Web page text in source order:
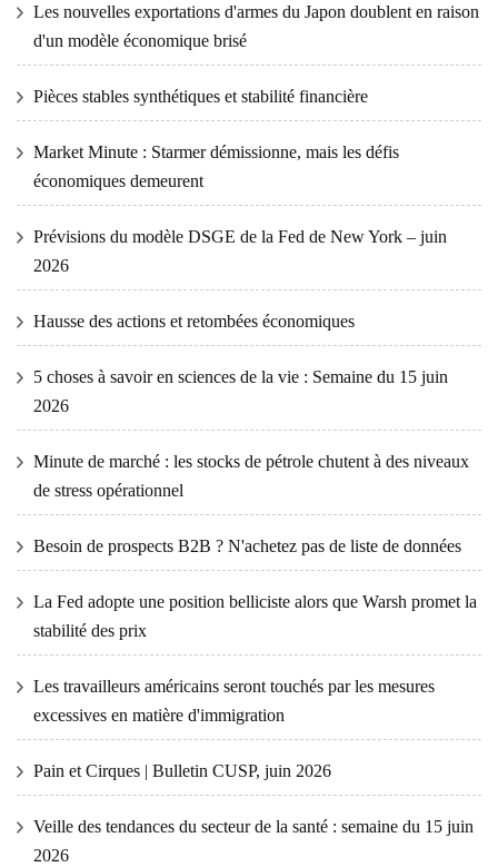
Les nouvelles exportations d'armes du Japon doublent en raison
d'un modèle économique brisé
Pièces stables synthétiques et stabilité financière
Market Minute : Starmer démissionne, mais les défis
économiques demeurent
Prévisions du modèle DSGE de la Fed de New York – juin
2026
Hausse des actions et retombées économiques
5 choses à savoir en sciences de la vie : Semaine du 15 juin
2026
Minute de marché : les stocks de pétrole chutent à des niveaux
de stress opérationnel
Besoin de prospects B2B ? N'achetez pas de liste de données
La Fed adopte une position belliciste alors que Warsh promet la
stabilité des prix
Les travailleurs américains seront touchés par les mesures
excessives en matière d'immigration
Pain et Cirques | Bulletin CUSP, juin 2026
Veille des tendances du secteur de la santé : semaine du 15 juin
2026